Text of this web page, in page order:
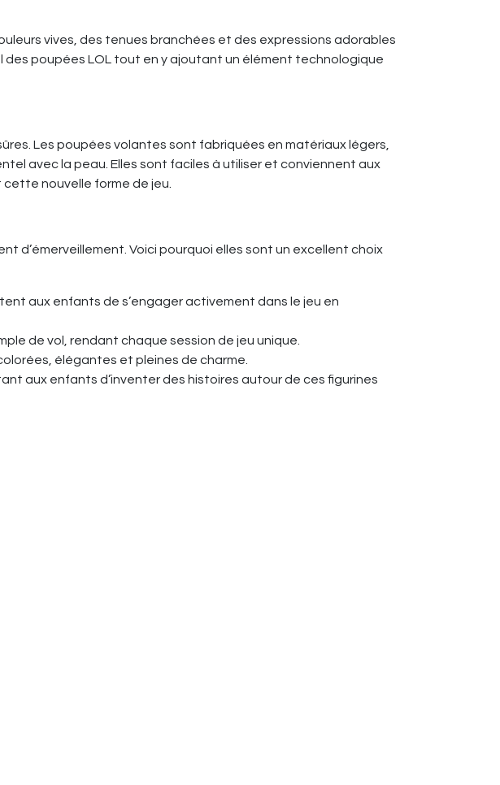
vives, des tenues branchées et des expressions adorables
poupées LOL tout en y ajoutant un élément technologique
Les poupées volantes sont fabriquées en matériaux légers,
avec la peau. Elles sont faciles à utiliser et conviennent aux
nouvelle forme de jeu.
d’émerveillement. Voici pourquoi elles sont un excellent choix
aux enfants de s’engager activement dans le jeu en
de vol, rendant chaque session de jeu unique.
élégantes et pleines de charme.
aux enfants d’inventer des histoires autour de ces figurines